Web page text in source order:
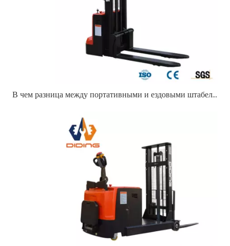
В чем разница между портативными и ездовыми штабелерами?